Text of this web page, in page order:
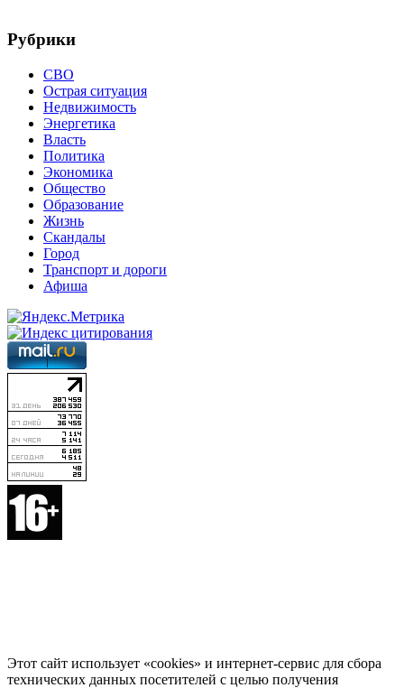
Рубрики
СВО
Острая ситуация
Недвижимость
Энергетика
Власть
Политика
Экономика
Общество
Образование
Жизнь
Скандалы
Город
Транспорт и дороги
Афиша
Этот сайт использует «cookies» и интернет-сервис для сбора
технических данных посетителей с целью получения